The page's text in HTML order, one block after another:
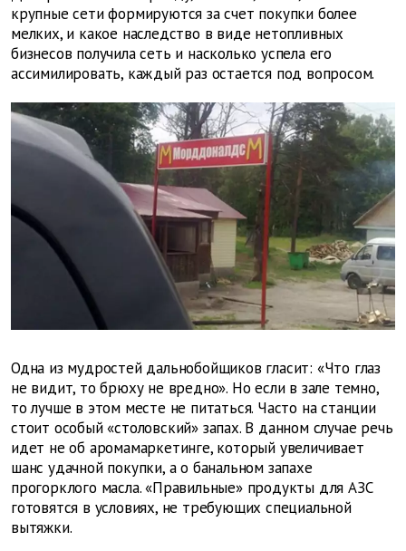
крупные сети формируются за счет покупки более
мелких, и какое наследство в виде нетопливных
бизнесов получила сеть и насколько успела его
ассимилировать, каждый раз остается под вопросом.
Одна из мудростей дальнобойщиков гласит: «Что глаз
не видит, то брюху не вредно». Но если в зале темно,
то лучше в этом месте не питаться. Часто на станции
стоит особый «столовский» запах. В данном случае речь
идет не об аромамаркетинге, который увеличивает
шанс удачной покупки, а о банальном запахе
прогорклого масла. «Правильные» продукты для АЗС
готовятся в условиях, не требующих специальной
вытяжки.